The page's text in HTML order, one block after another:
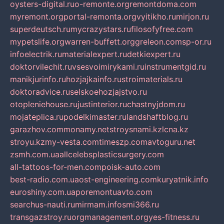
oysters-digital.ruo-remonte.orgremontdoma.com
myremont.orgportal-remonta.orgvyitikho.rumirjon.ru
superdeutsch.rumycrazystars.rufilosofyfree.com
mypetslife.orgwarren-buffett.orggreleon.comsp-or.ru
infoelectrik.rumaterialexpert.rudetkiexpert.ru
doktorvilechit.ruvsesvoimirykami.ruinstrumentgid.ru
manikjurinfo.ruhozjajkainfo.rustroimaterials.ru
doktoradvice.ruselskoehozjajstvo.ru
otopleniehouse.rujustinterior.ruchastnyjdom.ru
mojateplica.rupodelkimaster.rulandshaftblog.ru
garazhov.commonamy.netstroysnami.kzlcna.kz
stroyu.kzmy-vesta.comtimeszp.comavtoguru.net
zsmh.com.uaallcelebsplasticsurgery.com
all-tattoos-for-men.compoisk-auto.com
best-radio.com.uaost-engineering.comkuryatnik.info
euroshiny.com.uaporemontuavto.com
searchus-nauti.rumirmam.infosmi366.ru
transgazstroy.ruorgmanagement.orgyes-fitness.ru